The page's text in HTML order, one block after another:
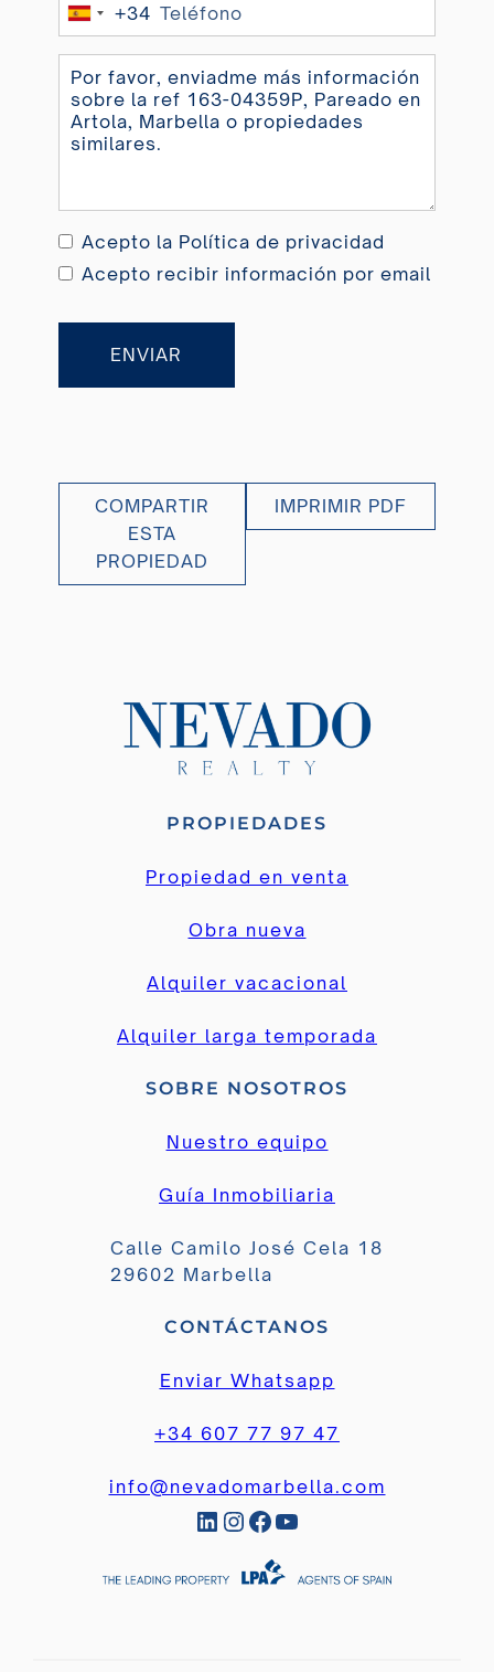
Spain+34
Acepto la Política de privacidad
Acepto recibir información por email
ENVIAR
COMPARTIR
ESTA
PROPIEDAD
IMPRIMIR PDF
PROPIEDADES
Propiedad en venta
Obra nueva
Alquiler vacacional
Alquiler larga temporada
SOBRE NOSOTROS
Nuestro equipo
Guía Inmobiliaria
Calle Camilo José Cela 18
29602 Marbella
CONTÁCTANOS
Enviar Whatsapp
+34 607 77 97 47
info@nevadomarbella.com
LinkedIn InstagramFacebook YouTube